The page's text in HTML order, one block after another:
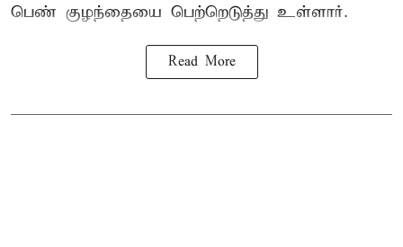
பெண் குழந்தையை பெற்றெடுத்து உள்ளார்.
Read More